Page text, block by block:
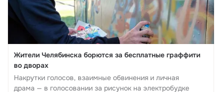
Жители Челябинска борются за бесплатные граффити
во дворах
Накрутки голосов, взаимные обвинения и личная
драма — в голосовании за рисунок на электробудке